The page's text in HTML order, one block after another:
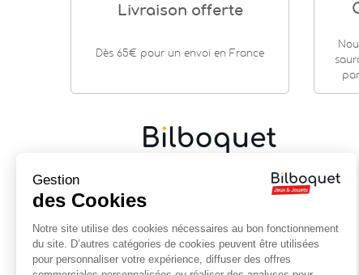
Livraison offerte
Dès 65€ pour un envoi en France
Cadeaux de naissance Jouets en bois |Jeux de
société | Loisirs créatifs
Centre historique de Vannes
Près de la cathédrale
Gestion
des Cookies
Notre site utilise des cookies nécessaires au bon fonctionnement
du site. D’autres catégories de cookies peuvent être utilisées
pour personnaliser votre expérience, diffuser des offres